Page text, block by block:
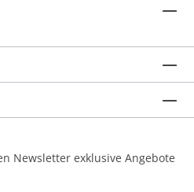
Newsletter exklusive Angebote